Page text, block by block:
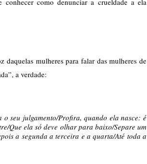
como denunciar a crueldade a ela
daquelas mulheres para falar das mulheres de
a verdade:
seu julgamento/Profira, quando ela nasce: é
Que ela só deve olhar para baixo/Separe um
a segunda a terceira e a quarta/Até toda a